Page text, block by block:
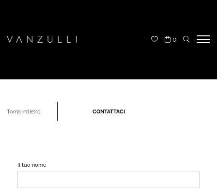
0
Torna indietro CONTATTACI
Il tuo nome